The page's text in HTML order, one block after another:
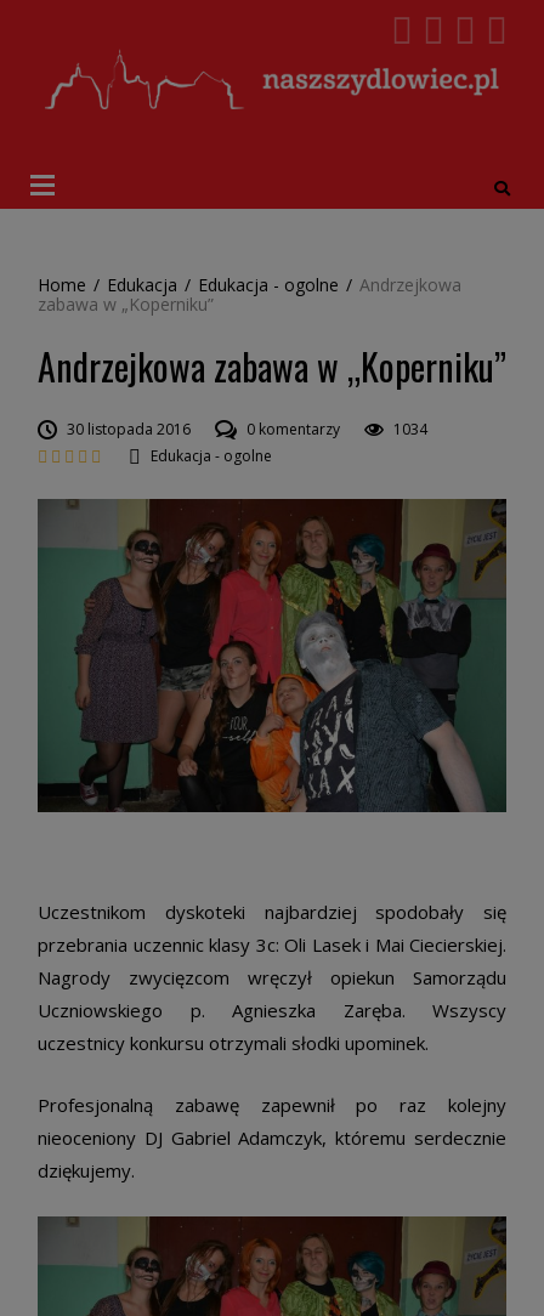
Home / Edukacja / Edukacja - ogolne / Andrzejkowa
zabawa w „Koperniku”
Andrzejkowa zabawa w „Koperniku”
30 listopada 2016 0 komentarzy
1034
Edukacja - ogolne
Uczestnikom dyskoteki najbardziej spodobały się
przebrania uczennic klasy 3c: Oli Lasek i Mai Ciecierskiej.
Nagrody zwycięzcom wręczył opiekun Samorządu
Uczniowskiego p. Agnieszka Zaręba. Wszyscy
uczestnicy konkursu otrzymali słodki upominek.
Profesjonalną zabawę zapewnił po raz kolejny
nieoceniony DJ Gabriel Adamczyk, któremu serdecznie
dziękujemy.